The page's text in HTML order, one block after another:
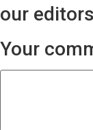
our
Your